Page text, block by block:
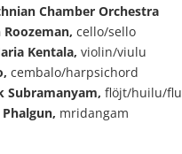
Chamber Orchestra
Roozeman, cello/sello
Kentala, violin/viulu
cembalo/harpsichord
Subramanyam, flöjt/huilu/
mridangam